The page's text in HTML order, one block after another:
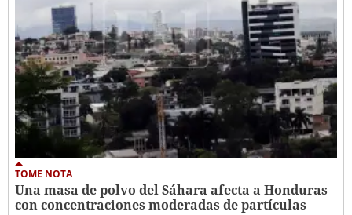
TOME NOTA
Una masa de polvo del Sáhara afecta a Honduras
con concentraciones moderadas de partículas